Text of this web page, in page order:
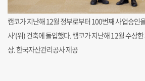
캠코가 지난해 12월 정부로부터 100번째 사업승인
사'(위) 건축에 돌입했다. 캠코가 지난해 12월 수상
상. 한국자산관리공사 제공